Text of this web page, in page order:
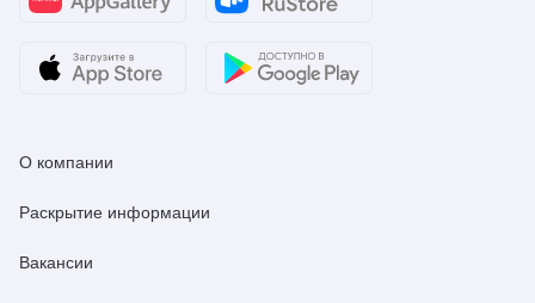
О компании
Раскрытие информации
Вакансии